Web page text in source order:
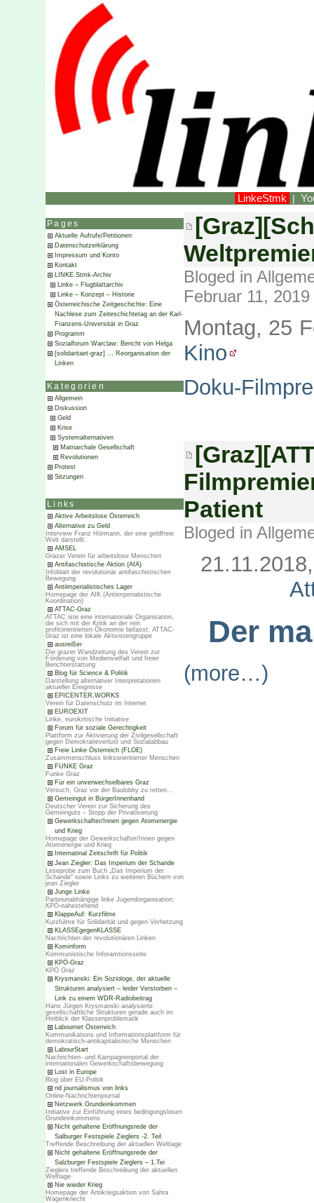
LinkeStmk |
Pages
Aktuelle Aufrufe/Petitionen
Datenschutzerklärung
Impressum und Konto
Kontakt
LINKE.Stmk-Archiv
Linke – Flugblattarchiv
Linke – Konzept – Historie
Österreichische Zeitgeschichte: Eine
Nachlese zum Zeiteschichtetag an der Karl-
Franzens-Universität in Graz
Programm
Sozialforum Warclaw: Bericht von Helga
[solidaritaet-graz] … Reorganisation der
Linken
Kategorien
Allgemein
Diskussion
Geld
Krise
Systemalternativen
Matriarchale Gesellschaft
Revolutionen
Protest
Sitzungen
Links
Aktive Arbeitslose Österreich
Alternative zu Geld
Interview Franz Hörmann, der eine geldfreie
Welt darstellt.
AMSEL
Grazer Verein für arbeitslose Menschen
Antifaschistische Aktion (AfA)
Infoblatt der revolutionär antifaschistischen
Bewegung
Antiimperialistisches Lager
Homepage der AIK (Antiimperialistische
Koordination)
ATTAC-Graz
ATTAC iste eine internationale Organisation,
die sich mit der Kritik an der rein
profitorientierten Ökonomie befasst; ATTAC-
Graz ist eine lokale Aktivistengruppe
ausreißer
Die grazer Wandzeitung des Verein zur
Förderung von Medienvielfalt und freier
Berichterstattung
Blog für Science & Politik
Darstellung alternativer Interpretationen
aktueller Ereignisse
EPICENTER.WORKS
Verein für Datenschutz im Internet
EUROEXIT
Linke, eurokritische Initiative
Forum für soziale Gerechtigkeit
Plattform zur Aktivierung der Zivilgesellschaft
gegen Demokratieverlust und Sozialabbau
Freie Linke Österreich (FLOE)
Zusammenschluss linksorientierter Menschen
FUNKE Graz
Funke Graz
Für ein unverwechselbares Graz
Versuch, Graz vor der Baulobby zu retten ..
Gemeingut in BürgerInnenhand
Deutscher Verein zur Sicherung des
Gemeinguts – Stopp der Privatisierung
Gewerkschafter/Innen gegen Atomenergie
und Krieg
Homepage der Gewerkschafter/Innen gegen
Atomenergie und Krieg
Internatinal Zeitschrift für Politik
Jean Ziegler: Das Imperium der Schande
Leseprobe zum Buch „Das Imperium der
Schande“ sowie Links zu weiteren Büchern von
jean Ziegler
Junge Linke
Parteiunabhängige linke Jugendorganisation;
KPÖ-nahestehend
KlappeAuf: Kurzfilme
Kurzfülme für Solidarität und gegen Verhetzung
KLASSEgegenKLASSE
Nachrichten der revolutionären Linken
Kominform
Kommunistische Inforamtionsseite
KPÖ-Graz
KPÖ Graz
Krysmanski: Ein Soziologe, der aktuelle
Strukturen analysiert – leider Verstorben –
Link zu einem WDR-Radiobeitrag
Hans Jürgen Krysmanski analysierte
gesellschaftliche Strukturen gerade auch im
Hinblick der Klassenproblematik
Labournet Österreich
Kommunikations und Informationsplattform für
demokratisch-antikapitalistische Menschen
LabourStart
Nachrichten- und Kampagnenportal der
internationalen Gewerkschaftsbewegung
Lost in Europe
Blog über EU-Politik
nd journalismus von links
Online-Nachrichtenjournal
Netzwerk Grundeinkommen
Initiative zur Einführung eines bedingungslosen
Grundeinkommens
Nicht gehaltene Eröffnungsrede der
Salburger Festspiele Zieglers -2. Teil
Treffende Beschreibung der aktuellen Weltlage
Nicht gehaltene Eröffnungsrede der
Salzburger Festspiele Zieglers – 1.Tei
Zieglers treffende Beschreibung der aktuellen
Weltlage
Nie wieder Krieg
Homepage der Antikriegsaktion von Sahra
Wagenknecht
Bloged in
Februar 11, 2019
Montag, 25
Kino
Doku-
Patient
Bloged in
Der
(more…)